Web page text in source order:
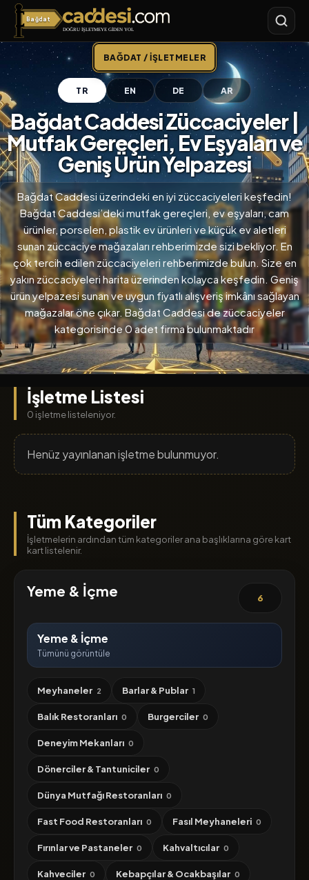
Bağdat
Bağdat Caddesi
BAĞDAT / İŞLETMELER
TR EN DE AR
Bağdat Caddesi Züccaciyeler |
Mutfak Gereçleri, Ev Eşyaları ve
Geniş Ürün Yelpazesi
Bağdat Caddesi üzerindeki en iyi züccaciyeleri keşfedin!
Bağdat Caddesi’deki mutfak gereçleri, ev eşyaları, cam
ürünler, porselen, plastik ev ürünleri ve küçük ev aletleri
sunan züccaciye mağazaları rehberimizde sizi bekliyor. En
çok tercih edilen züccaciyeleri rehberimizde bulun. Size en
yakın züccaciyeleri harita üzerinden kolayca keşfedin. Geniş
ürün yelpazesi sunan ve uygun fiyatlı alışveriş imkânı sağlayan
mağazalar öne çıkar. Bağdat Caddesi de züccaciyeler
kategorisinde 0 adet firma bulunmaktadır
İşletme Listesi
0 işletme listeleniyor.
Henüz yayınlanan işletme bulunmuyor.
Tüm Kategoriler
İşletmelerin ardından tüm kategoriler ana başlıklarına göre kart
kart listelenir.
Yeme & İçme 6
Yeme & İçme
Tümünü görüntüle
Meyhaneler 2 Barlar & Publar 1
Balık Restoranları 0 Burgerciler 0
Deneyim Mekanları 0
Dönerciler & Tantuniciler 0
Dünya Mutfağı Restoranları 0
Fast Food Restoranları 0 Fasıl Meyhaneleri 0
Fırınlar ve Pastaneler 0 Kahvaltıcılar 0
Kahveciler 0 Kebapçılar & Ocakbaşılar 0